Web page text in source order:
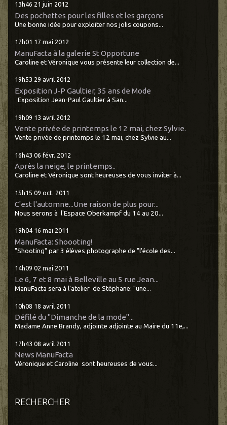
13h46 21 juin 2012
Des pochettes pour les filles et les garçons
Une bonne idée pour exploiter nos jolis coupons...
17h01 17 mai 2012
ManuFacta à la galerie St Opportune
Caroline et Véronique vous présente leur collection de...
19h53 29 avril 2012
Exposition J-P Gaultier, 35 ans de Mode
Exposition Jean-Paul Gaultier à San...
19h09 13 avril 2012
Vente privée de printemps le 12 mai, chez Sylvie.
Vente privée de printemps le 12 mai, chez Sylvie au...
16h43 06 févr. 2012
Après la neige, le printemps..
Caroline et Véronique sont heureuses de vous inviter à...
15h15 09 oct. 2011
C'est l'automne...Une raison de plus pour...
Nous serons à l'Espace Oberkampf du 14 au 20...
19h04 16 mai 2011
ManuFacta: Shoooting!
"Shooting" par 3 élèves photographe de "l'école des...
14h09 02 mai 2011
Le 6, 7 et 8 mai à Belleville au 5 rue Jean...
ManuFacta sera à l'atelier de Stèphane: "une...
10h08 18 avril 2011
Défilé du "Dimanche de la mode"...
Madame Anne Brandy, adjointe adjointe au Maire du 11e,...
17h43 08 avril 2011
News ManuFacta
Véronique et Caroline sont heureuses de vous...
RECHERCHER